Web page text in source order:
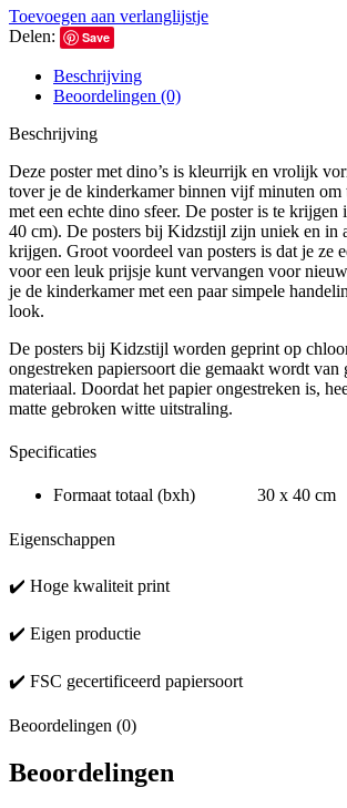
Toevoegen aan verlanglijstje
Delen:
Save
Beschrijving
Beoordelingen (0)
Beschrijving
Deze poster met dino’s is kleurrijk en vrolijk
tover je de kinderkamer binnen vijf minuten om
met een echte dino sfeer. De poster is te
40 cm). De posters bij Kidzstijl zijn uniek en in
krijgen. Groot voordeel van posters is dat je ze
voor een leuk prijsje kunt vervangen voor
je de kinderkamer met een paar simpele
look.
De posters bij Kidzstijl worden geprint op
ongestreken papiersoort die gemaakt wordt van
materiaal. Doordat het papier ongestreken is,
matte gebroken witte uitstraling.
Specificaties
Formaat totaal (bxh) 30 x 40 cm
Eigenschappen
✔️ Hoge kwaliteit print
✔️ Eigen productie
✔️ FSC gecertificeerd papiersoort
Beoordelingen (0)
Beoordelingen